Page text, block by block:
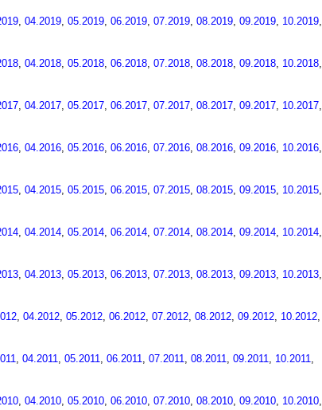
, 04.2019, 05.2019, 06.2019, 07.2019, 08.2019, 09.2019, 10.2019,
, 04.2018, 05.2018, 06.2018, 07.2018, 08.2018, 09.2018, 10.2018,
, 04.2017, 05.2017, 06.2017, 07.2017, 08.2017, 09.2017, 10.2017,
, 04.2016, 05.2016, 06.2016, 07.2016, 08.2016, 09.2016, 10.2016,
, 04.2015, 05.2015, 06.2015, 07.2015, 08.2015, 09.2015, 10.2015,
, 04.2014, 05.2014, 06.2014, 07.2014, 08.2014, 09.2014, 10.2014,
, 04.2013, 05.2013, 06.2013, 07.2013, 08.2013, 09.2013, 10.2013,
, 04.2012, 05.2012, 06.2012, 07.2012, 08.2012, 09.2012, 10.2012,
, 04.2011, 05.2011, 06.2011, 07.2011, 08.2011, 09.2011, 10.2011,
, 04.2010, 05.2010, 06.2010, 07.2010, 08.2010, 09.2010, 10.2010,